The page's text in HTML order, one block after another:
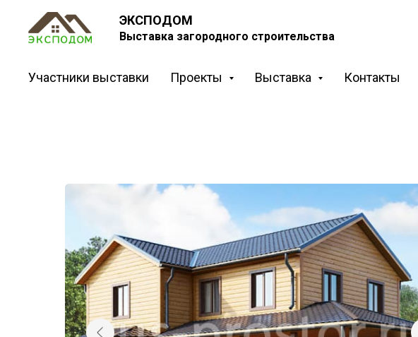
ЭКСПОДОМ
Выставка загородного строительства
Участники выставки Проекты Выставка Контакты